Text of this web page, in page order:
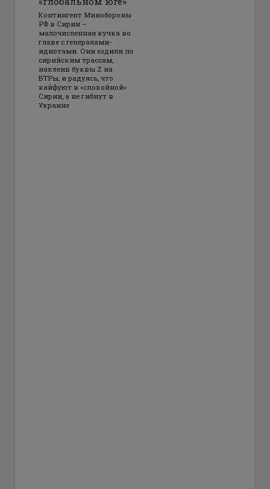
Контингент Минобороны
РФ в Сирии –
малочисленная кучка во
главе с генералами-
идиотами. Они ездили по
сирийским трассам,
наклеив буквы Z на
БТРы, и радуясь, что
кайфуют в «спокойной»
Сирии, а не гибнут в
Украине